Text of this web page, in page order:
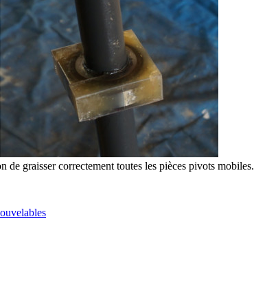
de graisser correctement toutes les pièces pivots mobiles.